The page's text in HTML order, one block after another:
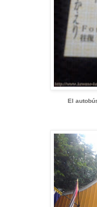
El